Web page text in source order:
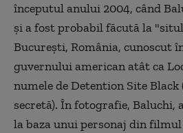
începutul anului 2004, când
şi a fost probabil făcută la
Bucureşti, România, cunoscut
guvernului american atât ca
numele de Detention Site
secretă). În fotografie, Baluchi,
la baza unui personaj din